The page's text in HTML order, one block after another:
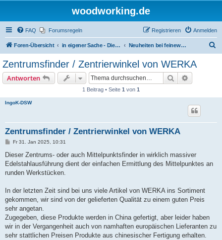
woodworking.de
FAQ Forumsregeln Anmelden
Registrieren
Foren-Übersicht in eigener Sache - Dieter Schmid Werkzeuge GmbH Neuheiten bei feinewerkzeuge.de
Zentrumsfinder / Zentrierwinkel von WERKA
Antworten Suche
1 Beitrag • Seite 1 von 1
IngoK-DSW
Zentrumsfinder / Zentrierwinkel von WERKA
B
i
r
a
Fr 31. Jan 2025, 10:31
Dieser Zentrums- oder auch Mittelpunktsfinder in wirklich massiver
Edelstahlausführung dient der einfachen Ermittlung des Mittelpunktes an
runden Werkstücken.
In der letzten Zeit sind bei uns viele Artikel von WERKA ins Sortiment
gekommen, wir sind von der gelieferten Qualität zu einem guten Preis
sehr angetan.
Zugegeben, diese Produkte werden in China gefertigt, aber leider haben
wir in der Vergangenheit auch von namhaften europäischen Lieferanten zu
sehr stattlichen Preisen Produkte aus chinesischer Fertigung erhalten.